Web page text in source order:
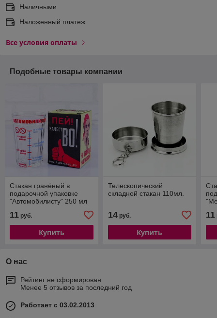
Наличными
Наложенный платеж
Все условия оплаты
Подобные товары компании
Стакан гранёный в
подарочной упаковке
"Автомобилисту" 250 мл
11 руб.
Купить
Телескопический
складной стакан 110мл.
14руб.
Купить
11
О нас
Рейтинг не сформирован
Менее 5 отзывов за последний год
Работает с 03.02.2013